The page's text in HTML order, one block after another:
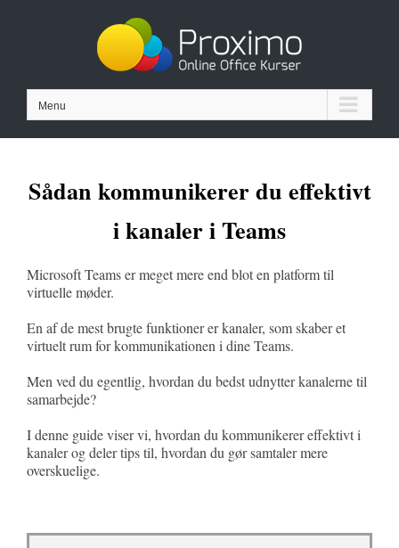
Menu
Sådan kommunikerer du effektivt
i kanaler i Teams
Microsoft Teams er meget mere end blot en platform til
virtuelle møder.
En af de mest brugte funktioner er kanaler, som skaber et
virtuelt rum for kommunikationen i dine Teams.
Men ved du egentlig, hvordan du bedst udnytter kanalerne til
samarbejde?
I denne guide viser vi, hvordan du kommunikerer effektivt i
kanaler og deler tips til, hvordan du gør samtaler mere
overskuelige.